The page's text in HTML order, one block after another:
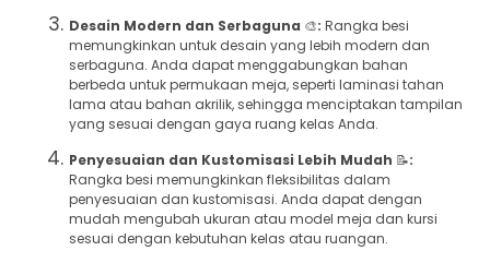
Desain Modern dan Serbaguna 🎨: Rangka besi
memungkinkan untuk desain yang lebih modern dan
serbaguna. Anda dapat menggabungkan bahan
berbeda untuk permukaan meja, seperti laminasi tahan
lama atau bahan akrilik, sehingga menciptakan tampilan
yang sesuai dengan gaya ruang kelas Anda.
Penyesuaian dan Kustomisasi Lebih Mudah 📝:
Rangka besi memungkinkan fleksibilitas dalam
penyesuaian dan kustomisasi. Anda dapat dengan
mudah mengubah ukuran atau model meja dan kursi
sesuai dengan kebutuhan kelas atau ruangan.